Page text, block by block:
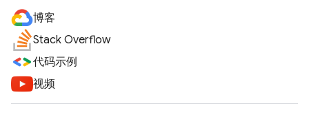
博客
Stack Overflow
代码示例
视频